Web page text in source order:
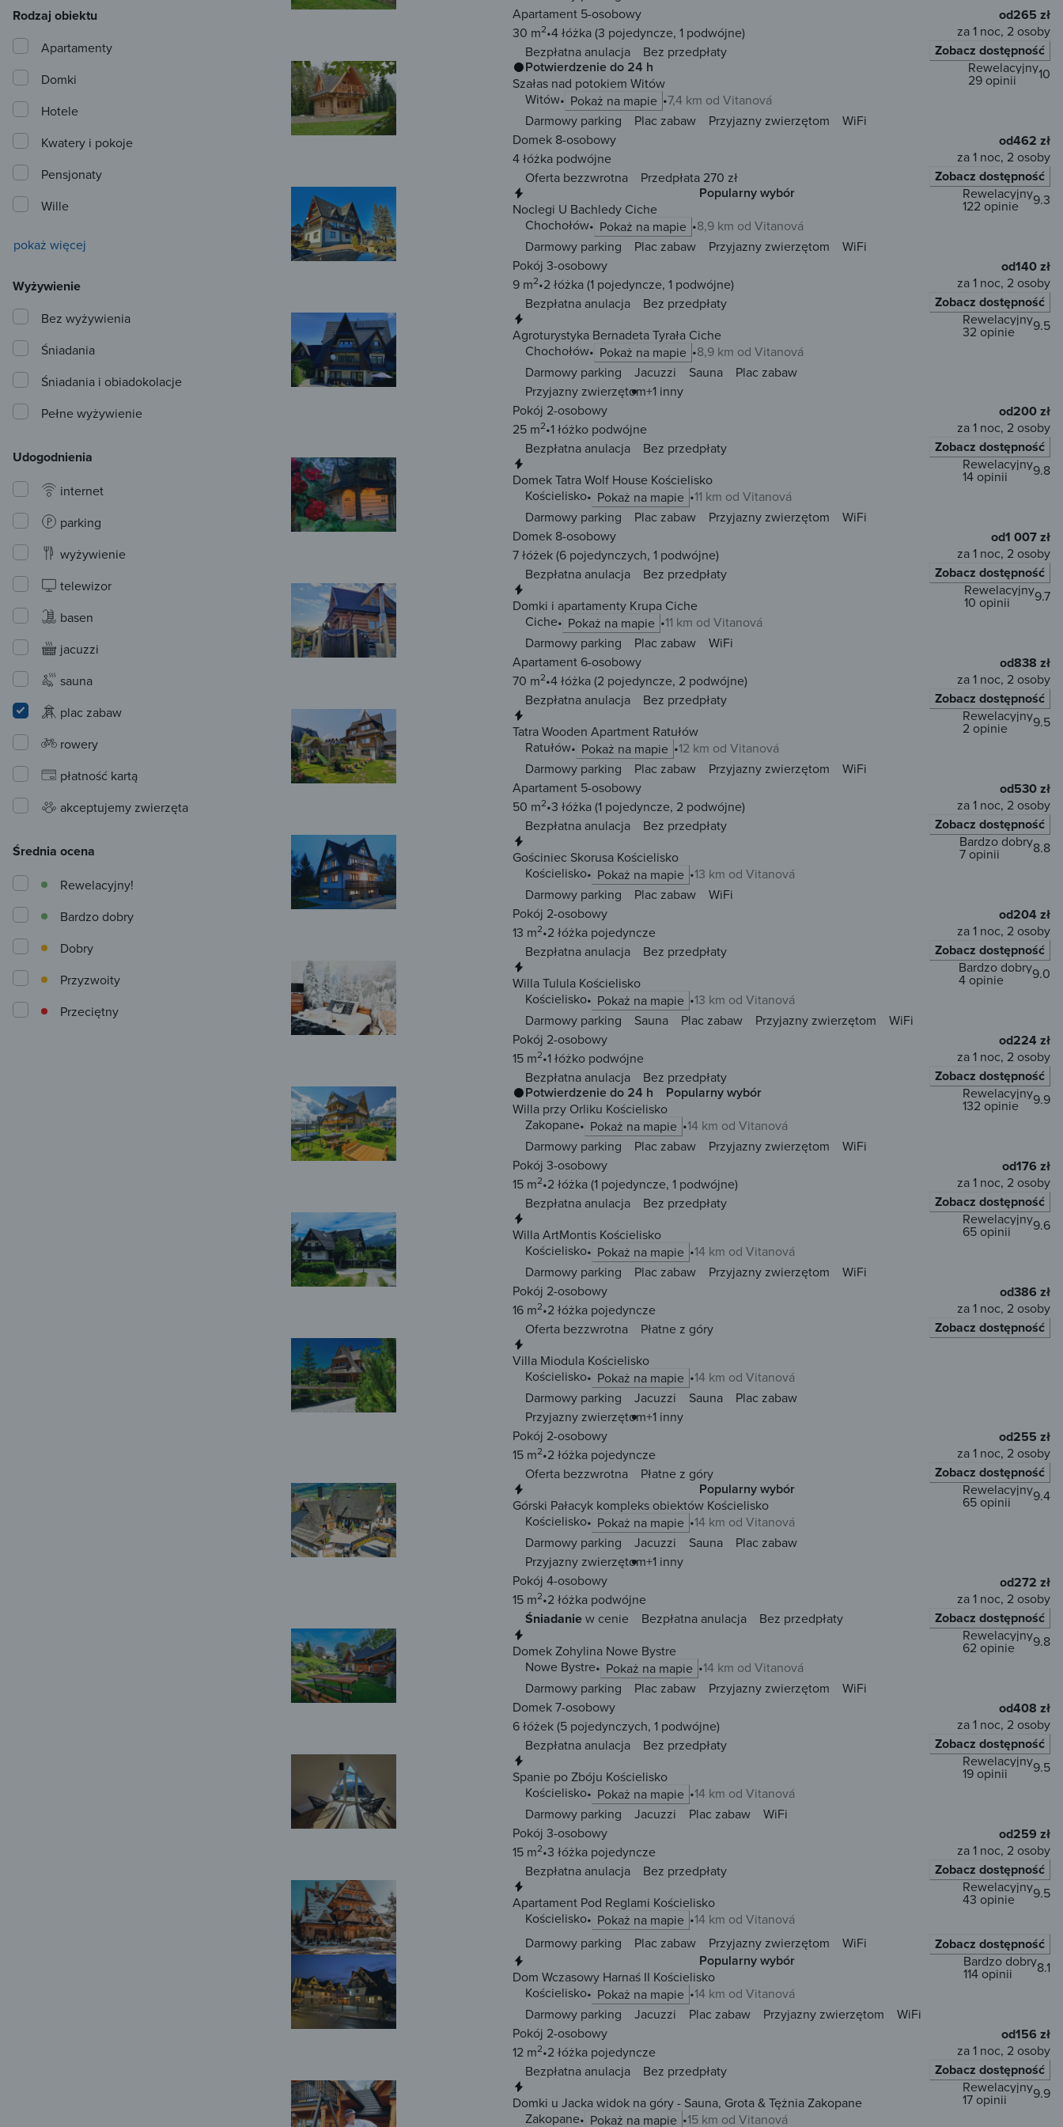
Apartament 5-osobowy
30 m2 4 łóżka(3 pojedyncze, 1 podwójne)
Bezpłatna anulacja
Bez przedpłaty
od265 zł
za 1 noc, 2 osoby
Zobacz dostępność
Potwierdzenie do 24 h
Szałas nad potokiem Witów
Witów
Pokaż na mapie 7,4 km od Vitanová
10
Rewelacyjny
29 opinii
Darmowy parking Plac zabaw Przyjazny zwierzętom
WiFi
Domek 8-osobowy
4 łóżka podwójne
Oferta bezzwrotna
Przedpłata 270 zł
od462 zł
za 1 noc, 2 osoby
Zobacz dostępność
Popularny wybór
Noclegi U Bachledy Ciche
Chochołów
Pokaż na mapie 8,9 km od Vitanová
9.3
Rewelacyjny
122 opinie
Darmowy parking Plac zabaw Przyjazny zwierzętom
WiFi
Pokój 3-osobowy
9 m2 2 łóżka(1 pojedyncze, 1 podwójne)
Bezpłatna anulacja
Bez przedpłaty
od140 zł
za 1 noc, 2 osoby
Zobacz dostępność
Agroturystyka Bernadeta Tyrała Ciche
Chochołów
Pokaż na mapie 8,9 km od Vitanová
9.5
Rewelacyjny
32 opinie
Darmowy parking Jacuzzi Sauna
Plac zabaw
Przyjazny zwierzętom+1 inny
Pokój 2-osobowy
25 m2 1 łóżko podwójne
Bezpłatna anulacja
Bez przedpłaty
od200 zł
za 1 noc, 2 osoby
Zobacz dostępność
Domek Tatra Wolf House Kościelisko
Kościelisko
Pokaż na mapie 11 km od Vitanová
9.8
Rewelacyjny
14 opinii
Darmowy parking Plac zabaw Przyjazny zwierzętom
WiFi
Domek 8-osobowy
7 łóżek(6 pojedynczych, 1 podwójne)
Bezpłatna anulacja
Bez przedpłaty
od1 007 zł
za 1 noc, 2 osoby
Zobacz dostępność
Domki i apartamenty Krupa Ciche
Ciche
Pokaż na mapie 11 km od Vitanová
9.7
Rewelacyjny
10 opinii
Darmowy parking Plac zabaw
WiFi
Apartament 6-osobowy
70 m2 4 łóżka(2 pojedyncze, 2 podwójne)
Bezpłatna anulacja
Bez przedpłaty
od838 zł
za 1 noc, 2 osoby
Zobacz dostępność
Tatra Wooden Apartment Ratułów
Ratułów
Pokaż na mapie 12 km od Vitanová
9.5
Rewelacyjny
2 opinie
Darmowy parking Plac zabaw Przyjazny zwierzętom
WiFi
Apartament 5-osobowy
50 m2 3 łóżka(1 pojedyncze, 2 podwójne)
Bezpłatna anulacja
Bez przedpłaty
od530 zł
za 1 noc, 2 osoby
Zobacz dostępność
Gościniec Skorusa Kościelisko
Kościelisko
Pokaż na mapie 13 km od Vitanová
8.8
Bardzo dobry
7 opinii
Darmowy parking Plac zabaw
WiFi
Pokój 2-osobowy
13 m2 2 łóżka pojedyncze
Bezpłatna anulacja
Bez przedpłaty
od204 zł
za 1 noc, 2 osoby
Zobacz dostępność
Willa Tulula Kościelisko
Kościelisko
Pokaż na mapie 13 km od Vitanová
9.0
Bardzo dobry
4 opinie
Darmowy parking Sauna Plac zabaw Przyjazny zwierzętom
WiFi
Pokój 2-osobowy
15 m2 1 łóżko podwójne
Bezpłatna anulacja
Bez przedpłaty
od224 zł
za 1 noc, 2 osoby
Zobacz dostępność
Potwierdzenie do 24 h
Popularny wybór
Willa przy Orliku Kościelisko
Zakopane
Pokaż na mapie 14 km od Vitanová
9.9
Rewelacyjny
132 opinie
Darmowy parking Plac zabaw Przyjazny zwierzętom
WiFi
Pokój 3-osobowy
15 m2 2 łóżka(1 pojedyncze, 1 podwójne)
Bezpłatna anulacja
Bez przedpłaty
od176 zł
za 1 noc, 2 osoby
Zobacz dostępność
Willa ArtMontis Kościelisko
Kościelisko
Pokaż na mapie 14 km od Vitanová
9.6
Rewelacyjny
65 opinii
Darmowy parking Plac zabaw Przyjazny zwierzętom
WiFi
Pokój 2-osobowy
16 m2 2 łóżka pojedyncze
Oferta bezzwrotna
Płatne z góry
od386 zł
za 1 noc, 2 osoby
Zobacz dostępność
Villa Miodula Kościelisko
Kościelisko
Pokaż na mapie
14 km od Vitanová
Darmowy parking
Jacuzzi Sauna
Plac zabaw
Przyjazny zwierzętom+1 inny
Pokój 2-osobowy
15 m2 2 łóżka pojedyncze
Oferta bezzwrotna
Płatne z góry
od255 zł
za 1 noc, 2 osoby
Zobacz dostępność
Popularny wybór
Górski Pałacyk kompleks obiektów Kościelisko
Kościelisko
Pokaż na mapie 14 km od Vitanová
9.4
Rewelacyjny
65 opinii
Darmowy parking Jacuzzi Sauna
Plac zabaw
Przyjazny zwierzętom+1 inny
Pokój 4-osobowy
15 m2 2 łóżka podwójne
Śniadaniew cenie Bezpłatna anulacja Bez przedpłaty
od272 zł
za 1 noc, 2 osoby
Zobacz dostępność
Domek Zohylina Nowe Bystre
Nowe Bystre
Pokaż na mapie 14 km od Vitanová
9.8
Rewelacyjny
62 opinie
Darmowy parking Plac zabaw Przyjazny zwierzętom
WiFi
Domek 7-osobowy
6 łóżek(5 pojedynczych, 1 podwójne)
Bezpłatna anulacja
Bez przedpłaty
od408 zł
za 1 noc, 2 osoby
Zobacz dostępność
Spanie po Zbóju Kościelisko
Kościelisko
Pokaż na mapie 14 km od Vitanová
9.5
Rewelacyjny
19 opinii
Darmowy parking Jacuzzi Plac zabaw
WiFi
Pokój 3-osobowy
15 m2 3 łóżka pojedyncze
Bezpłatna anulacja
Bez przedpłaty
od259 zł
za 1 noc, 2 osoby
Zobacz dostępność
Apartament Pod Reglami Kościelisko
Kościelisko
Pokaż na mapie 14 km od Vitanová
9.5
Rewelacyjny
43 opinie
Darmowy parking Plac zabaw Przyjazny zwierzętom WiFi
Zobacz dostępność
Popularny wybór
Dom Wczasowy Harnaś II Kościelisko
Kościelisko
Pokaż na mapie 14 km od Vitanová
8.1
Bardzo dobry
114 opinii
Darmowy parking Jacuzzi Plac zabaw Przyjazny zwierzętom
WiFi
Pokój 2-osobowy
12 m2 2 łóżka pojedyncze
Bezpłatna anulacja
Bez przedpłaty
od156 zł
za 1 noc, 2 osoby
Zobacz dostępność
Domki u Jacka widok na góry - Sauna, Grota & Tężnia Zakopane
Zakopane
Pokaż na mapie 15 km od Vitanová
9.9
Rewelacyjny
17 opinii
Rodzaj obiektu
Apartamenty
Domki
Hotele
Kwatery i pokoje
Pensjonaty
Wille
pokaż więcej
Wyżywienie
Bez wyżywienia
Śniadania
Śniadania i obiadokolacje
Pełne wyżywienie
Udogodnienia
internet
parking
wyżywienie
telewizor
basen
jacuzzi
sauna
plac zabaw
rowery
płatność kartą
akceptujemy zwierzęta
Średnia ocena
Przeciętny
Przyzwoity
Dobry
Bardzo dobry
Rewelacyjny!